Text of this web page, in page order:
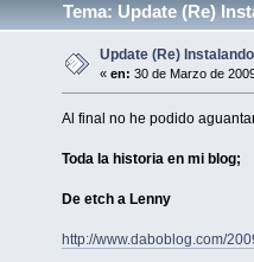
Tema: Update (Re)
Update (Re)
«en: 30 de Marzo de
Al final no he podido
Toda la historia en mi blog;
De etch a Lenny
http://www.daboblog.com/